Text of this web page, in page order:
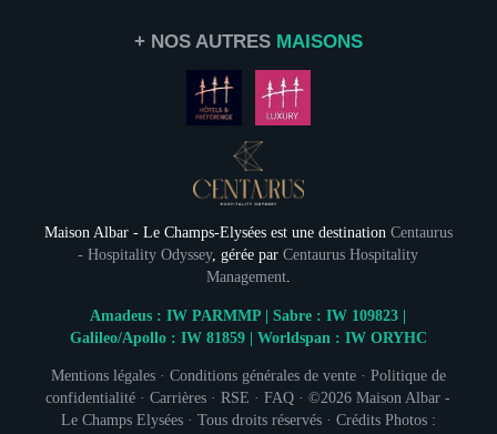
+ NOS AUTRES MAISONS
Maison Albar - Le Champs-Elysées est une destination Centaurus
- Hospitality Odyssey, gérée parCentaurus Hospitality
Management.
Amadeus : IW PARMMP | Sabre : IW 109823 |
Galileo/Apollo : IW 81859 | Worldspan : IW ORYHC
Mentions légales· Conditions générales de vente· Politique de
confidentialité ·Carrières ·RSE ·FAQ · ©2026Maison Albar -
Le Champs Elysées· Tous droits réservés · Crédits Photos :
INSCRIPTION À